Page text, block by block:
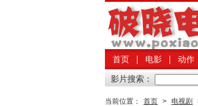
首页 电影 动作
影片搜索：
当前位置： 首页 > 电视剧